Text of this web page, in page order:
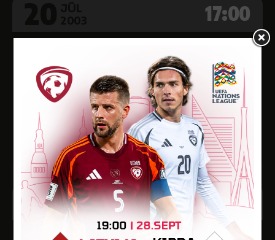
17:00
SK DIŽVANAGI 2
FK MULTIBANKA 3
Rēzeknes Sporta pārvaldes stadions
26 JŪL 17:00
2003
2003 Pirma liga, 13. kārta